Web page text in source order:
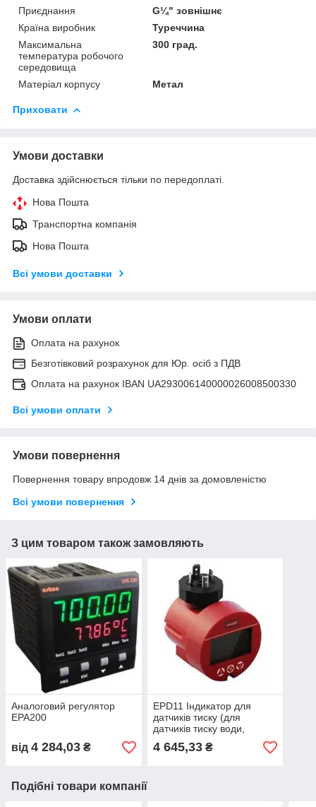
Приєднання
G¼" зовнішнє
Країна виробник
Туреччина
Максимальна
температура робочого
середовища
300 град.
Матеріал корпусу Метал
Приховати
Умови доставки
Доставка здійснюється тільки по передоплаті.
Нова Пошта
Транспортна компанія
Нова Пошта
Всі умови доставки
Умови оплати
Оплата на рахунок
Безготівковий розрахунок для Юр. осіб з ПДВ
Оплата на рахунок IBAN UA293006140000026008500330
Всі умови оплати
Умови повернення
Повернення товару впродовж 14 днів за домовленістю
Всі умови повернення
З цим товаром також замовляють
Аналоговий регулятор
EPA200
від 4 284,03 ₴
EPD11 Індикатор для
датчиків тиску (для
датчиків тиску води,
оливи, газів)
4 645,33₴
Подібні товари компанії